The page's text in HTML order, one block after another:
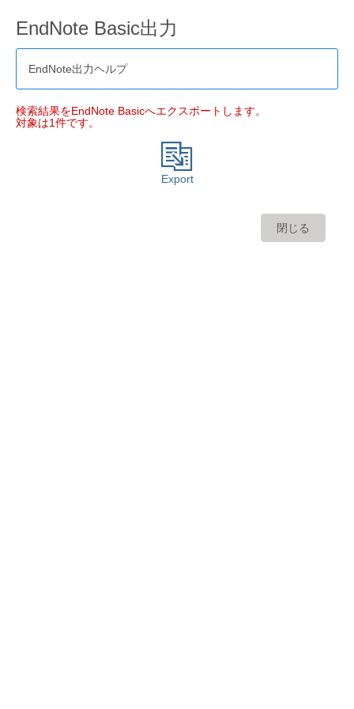
EndNote Basic出力
EndNote出力ヘルプ
検索結果をEndNote Basicへエクスポートします。
対象は1件です。
Export